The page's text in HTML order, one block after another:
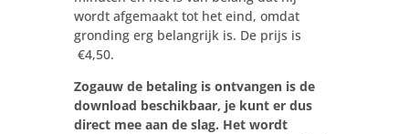
wordt afgemaakt tot het eind, omdat
gronding erg belangrijk is. De prijs is
€4,50.
Zogauw de betaling is ontvangen is de
download beschikbaar, je kunt er dus
direct mee aan de slag. Het wordt